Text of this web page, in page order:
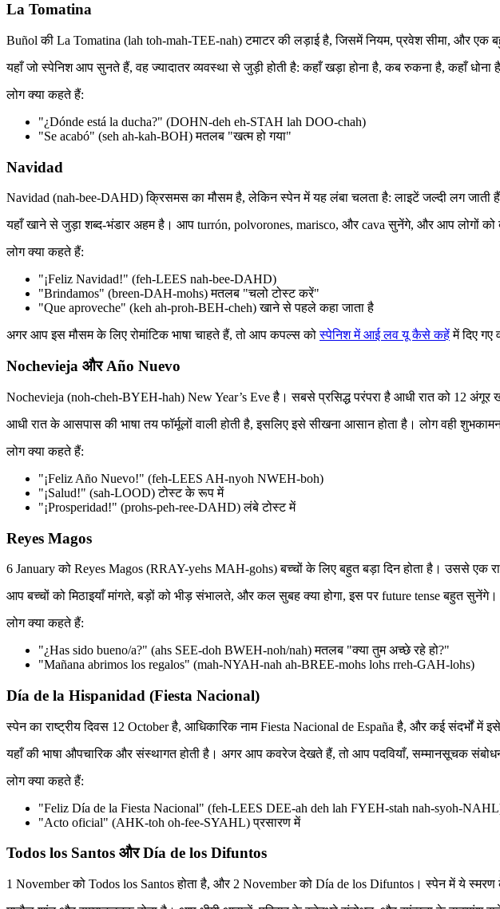
La Tomatina
Buñol की La Tomatina (lah toh-mah-TEE-nah) टमाटर की लड़ाई है, जिसमें नियम, प्रवेश सीमा, और
यहाँ जो स्पेनिश आप सुनते हैं, वह ज्यादातर व्यवस्था से जुड़ी होती है: कहाँ खड़ा होना है, कब रुकना है, कहाँ धोना है।
लोग क्या कहते हैं:
"¿Dónde está la ducha?" (DOHN-deh eh-STAH lah DOO-chah)
"Se acabó" (seh ah-kah-BOH) मतलब "खत्म हो गया"
Navidad
Navidad (nah-bee-DAHD) क्रिसमस का मौसम है, लेकिन स्पेन में यह लंबा चलता है: लाइटें जल्दी लग जाती
यहाँ खाने से जुड़ा शब्द-भंडार अहम है। आप turrón, polvorones, marisco, और cava सुनेंगे, और आप लोगों को
लोग क्या कहते हैं:
"¡Feliz Navidad!" (feh-LEES nah-bee-DAHD)
"Brindamos" (breen-DAH-mohs) मतलब "चलो टोस्ट करें"
"Que aproveche" (keh ah-proh-BEH-cheh) खाने से पहले कहा जाता है
अगर आप इस मौसम के लिए रोमांटिक भाषा चाहते हैं, तो आप कपल्स कोस्पेनिश में आई लव यू कैसे कहेंमें दिए
Nochevieja और Año Nuevo
Nochevieja (noh-cheh-BYEH-hah) New Year’s Eve है। सबसे प्रसिद्ध परंपरा है आधी रात को 12 अंगूर
आधी रात के आसपास की भाषा तय फॉर्मूलों वाली होती है, इसलिए इसे सीखना आसान होता है। लोग वही
लोग क्या कहते हैं:
"¡Feliz Año Nuevo!" (feh-LEES AH-nyoh NWEH-boh)
"¡Salud!" (sah-LOOD) टोस्ट के रूप में
"¡Prosperidad!" (prohs-peh-ree-DAHD) लंबे टोस्ट में
Reyes Magos
6 January को Reyes Magos (RRAY-yehs MAH-gohs) बच्चों के लिए बहुत बड़ा दिन होता है। उससे
आप बच्चों को मिठाइयाँ मांगते, बड़ों को भीड़ संभालते, और कल सुबह क्या होगा, इस पर future tense बहुत सुनेंगे।
लोग क्या कहते हैं:
"¿Has sido bueno/a?" (ahs SEE-doh BWEH-noh/nah) मतलब "क्या तुम अच्छे रहे हो?"
"Mañana abrimos los regalos" (mah-NYAH-nah ah-BREE-mohs lohs rreh-GAH-lohs)
Día de la Hispanidad (Fiesta Nacional)
स्पेन का राष्ट्रीय दिवस 12 October है, आधिकारिक नाम Fiesta Nacional de España है, और कई संदर्भों
यहाँ की भाषा औपचारिक और संस्थागत होती है। अगर आप कवरेज देखते हैं, तो आप पदवियाँ, सम्मानसूचक
लोग क्या कहते हैं:
"Feliz Día de la Fiesta Nacional" (feh-LEES DEE-ah deh lah FYEH-stah nah-syoh-
"Acto oficial" (AHK-toh oh-fee-SYAHL) प्रसारण में
Todos los Santos और Día de los Difuntos
1 November को Todos los Santos होता है, और 2 November को Día de los Difuntos। स्पेन में ये स्मरण